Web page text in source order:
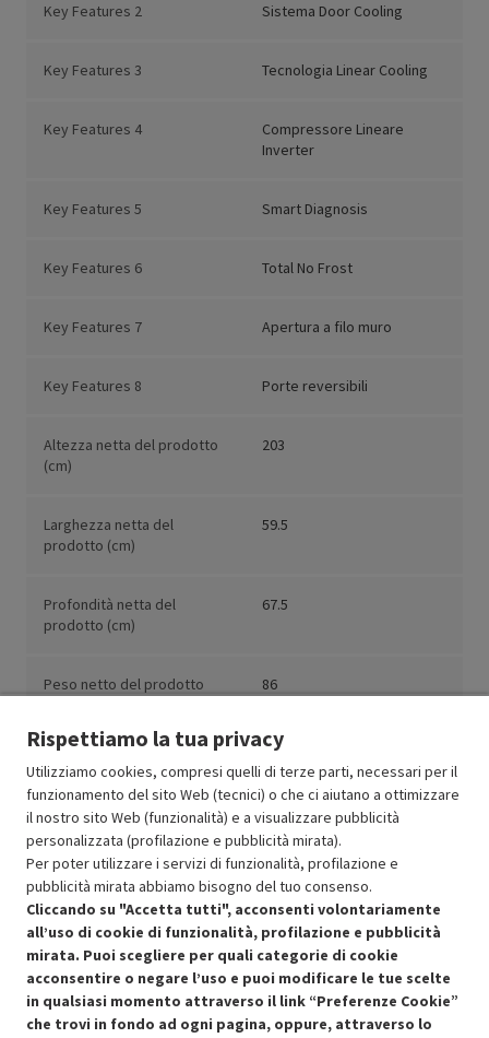
Key Features 2 Sistema Door Cooling
Key Features 3 Tecnologia Linear Cooling
Key Features 4
Compressore Lineare
Inverter
Key Features 5 Smart Diagnosis
Key Features 6 Total No Frost
Key Features 7 Apertura a filo muro
Key Features 8 Porte reversibili
Altezza netta del prodotto
(cm)
203
Larghezza netta del
prodotto (cm)
59.5
Profondità netta del
prodotto (cm)
67.5
Peso netto del prodotto
86
Resi e garanzie
Stato prodotti
Rispettiamo la tua privacy
Utilizziamo cookies, compresi quelli di terze parti, necessari per il
funzionamento del sito Web (tecnici) o che ci aiutano a ottimizzare
il nostro sito Web (funzionalità) e a visualizzare pubblicità
personalizzata (profilazione e pubblicità mirata).
Per poter utilizzare i servizi di funzionalità, profilazione e
pubblicità mirata abbiamo bisogno del tuo consenso.
Cliccando su "Accetta tutti", acconsenti volontariamente
all’uso di cookie di funzionalità, profilazione e pubblicità
mirata. Puoi scegliere per quali categorie di cookie
acconsentire o negare l’uso e puoi modificare le tue scelte
in qualsiasi momento attraverso il link “Preferenze Cookie”
che trovi in fondo ad ogni pagina, oppure, attraverso lo